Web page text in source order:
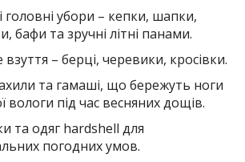
головні убори – кепки, шапки,
бафи та зручні літні панами.
– берці, черевики, кросівки.
та гамаші, що бережуть ноги
вологи під час весняних дощів.
та одяг hardshell для
погодних умов.